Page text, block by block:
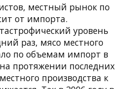
местный рынок по
от импорта.
уровень
раз, мясо местного
по объемам импорт в
протяжении последних
производства к